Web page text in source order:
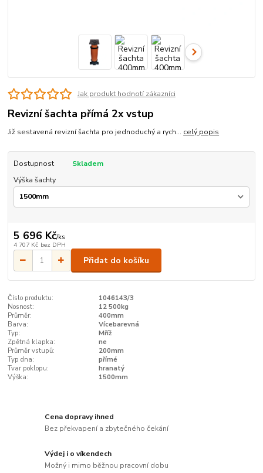
Jak produkt hodnotí zákazníci
Revizní šachta přímá 2x vstup
Již sestavená revizní šachta pro jednoduchý a rych... celý popis
Dostupnost
Skladem
Výška šachty
5 696 Kč/ks
4 707 Kč bez DPH
Přidat do košíku
Číslo produktu:
1046143/3
Nosnost:
12 500kg
Průměr:
400mm
Barva:
Vícebarevná
Typ:
Mříž
Zpětná klapka:
ne
Průměr vstupů:
200mm
Typ dna:
přímé
Tvar poklopu:
hranatý
Výška:
1500mm
Cena dopravy ihned
Bez překvapení a zbytečného čekání
Výdej i o víkendech
Možný i mimo běžnou pracovní dobu